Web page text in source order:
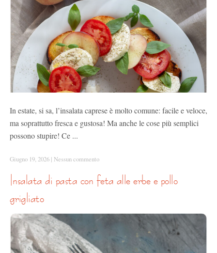
In estate, si sa, l’insalata caprese è molto comune: facile e veloce,
ma soprattutto fresca e gustosa! Ma anche le cose più semplici
possono stupire! Ce ...
Giugno 19, 2026 | Nessun commento
grigliato